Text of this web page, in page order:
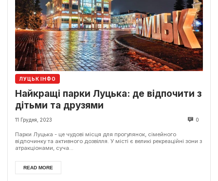
ЛУЦЬК ІНФО
Найкращі парки Луцька: де відпочити з
дітьми та друзями
11 Грудня, 2023 0
Парки Луцька - це чудові місця для прогулянок, сімейного
відпочинку та активного дозвілля. У місті є великі рекреаційні зони з
атракціонами, суча...
READ MORE